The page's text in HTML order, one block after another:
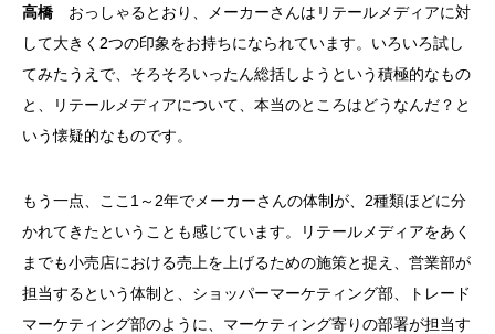
高橋 おっしゃるとおり、メーカーさんはリテールメディアに対
して大きく2つの印象をお持ちになられています。いろいろ試し
てみたうえで、そろそろいったん総括しようという積極的なもの
と、リテールメディアについて、本当のところはどうなんだ？と
いう懐疑的なものです。
もう一点、ここ1～2年でメーカーさんの体制が、2種類ほどに分
かれてきたということも感じています。リテールメディアをあく
までも小売店における売上を上げるための施策と捉え、営業部が
担当するという体制と、ショッパーマーケティング部、トレード
マーケティング部のように、マーケティング寄りの部署が担当す